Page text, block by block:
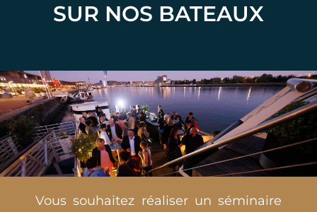
SUR NOS BATEAUX
Vous souhaitez réaliser un séminaire